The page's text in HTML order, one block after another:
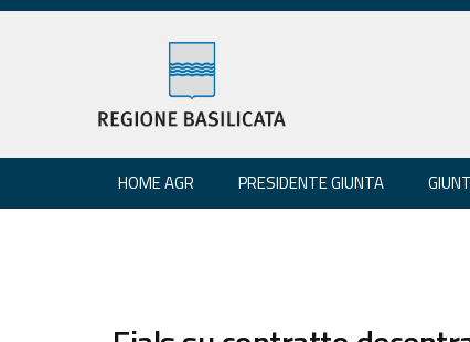
HOME AGR PRESIDENTE GIUNTA